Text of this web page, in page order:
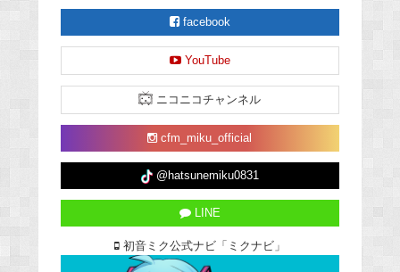
facebook
YouTube
ニコニコチャンネル
cfm_miku_official
@hatsunemiku0831
LINE
初音ミク公式ナビ「ミクナビ」